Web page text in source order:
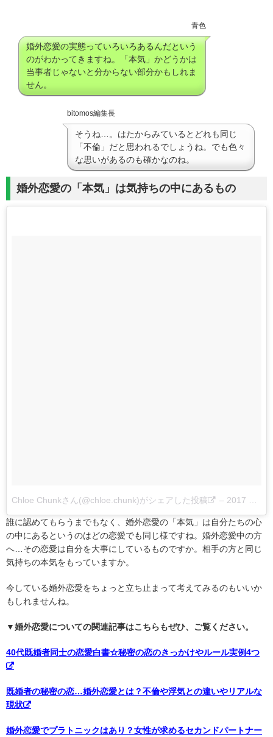
青色
婚外恋愛の実態っていろいろあるんだという
のがわかってきますね。「本気」かどうかは
当事者じゃないと分からない部分かもしれま
せん。
bitomos編集長
そうね…。はたからみているとどれも同じ
「不倫」だと思われるでしょうね。でも色々
な思いがあるのも確かなのね。
婚外恋愛の「本気」は気持ちの中にあるもの
Chloe Chunkさん(@chloe.chunk)がシェアした投稿 – 2017 7月 4 1:57午前 PDT
誰に認めてもらうまでもなく、婚外恋愛の「本気」は自分たちの心
の中にあるというのはどの恋愛でも同じ様ですね。婚外恋愛中の方
へ…その恋愛は自分を大事にしているものですか。相手の方と同じ
気持ちの本気をもっていますか。
今している婚外恋愛をちょっと立ち止まって考えてみるのもいいか
もしれませんね。
▼婚外恋愛についての関連記事はこちらもぜひ、ご覧ください。
40代既婚者同士の恋愛白書☆秘密の恋のきっかけやルール実例4つ
既婚者の秘密の恋…婚外恋愛とは？不倫や浮気との違いやリアルな
現状
婚外恋愛でプラトニックはあり？女性が求めるセカンドパートナー